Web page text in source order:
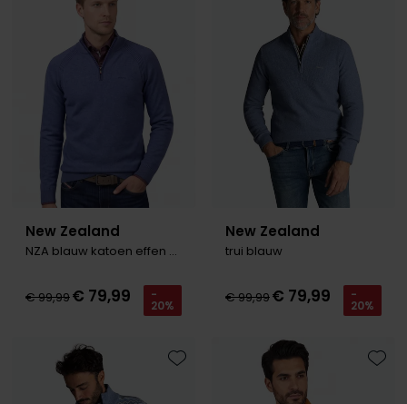
New Zealand
NZA blauw katoen effen half zip
€ 99,99€ 79,99 -
20%
Toevoegen aan favorieten
New Zealand
trui blauw
€ 99,99€ 79,99 -
20%
Toevoegen aan favorieten